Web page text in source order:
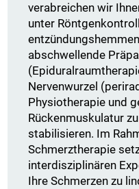
verabreichen wir
unter
abschwellende
Nervenwurzel
Physiotherapie und
Rückenmuskulatur
stabilisieren. Im
Schmerztherapie
interdisziplinären
Ihre Schmerzen zu